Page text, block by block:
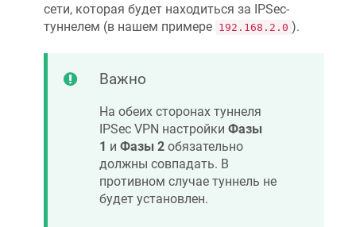
сети, которая будет находиться за IPSec-
туннелем (в нашем примере 192.168.2.0 ).
Важно
На обеих сторонах туннеля
IPSec VPN настройки Фазы
1 и Фазы 2 обязательно
должны совпадать. В
противном случае туннель не
будет установлен.